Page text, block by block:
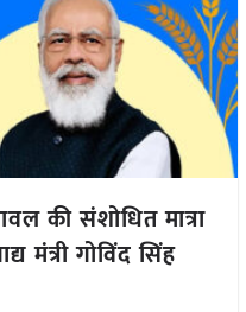
की संशोधित मात्रा
मंत्री गोविंद सिंह